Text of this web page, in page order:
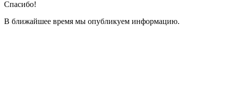
Спасибо!
В ближайшее время мы опубликуем информацию.